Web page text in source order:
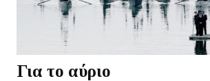
Για το αύριο